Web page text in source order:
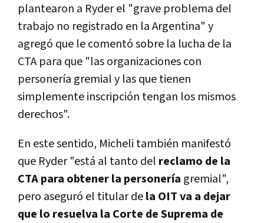
plantearon a Ryder el "grave problema del
trabajo no registrado en la Argentina" y
agregó que le comentó sobre la lucha de la
CTA para que "las organizaciones con
personería gremial y las que tienen
simplemente inscripción tengan los mismos
derechos".
En este sentido, Micheli también manifestó
que Ryder "está al tanto del reclamo de la
CTA para obtener la personería gremial",
pero aseguró el titular dela OIT va a dejar
que lo resuelva la Corte de Suprema de